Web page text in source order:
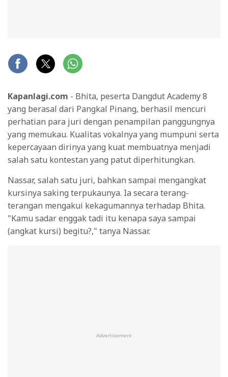
Kapanlagi.com - Bhita, peserta Dangdut Academy 8
yang berasal dari Pangkal Pinang, berhasil mencuri
perhatian para juri dengan penampilan panggungnya
yang memukau. Kualitas vokalnya yang mumpuni serta
kepercayaan dirinya yang kuat membuatnya menjadi
salah satu kontestan yang patut diperhitungkan.
Nassar, salah satu juri, bahkan sampai mengangkat
kursinya saking terpukaunya. Ia secara terang-
terangan mengakui kekagumannya terhadap Bhita.
"Kamu sadar enggak tadi itu kenapa saya sampai
(angkat kursi) begitu?," tanya Nassar.
Advertisement